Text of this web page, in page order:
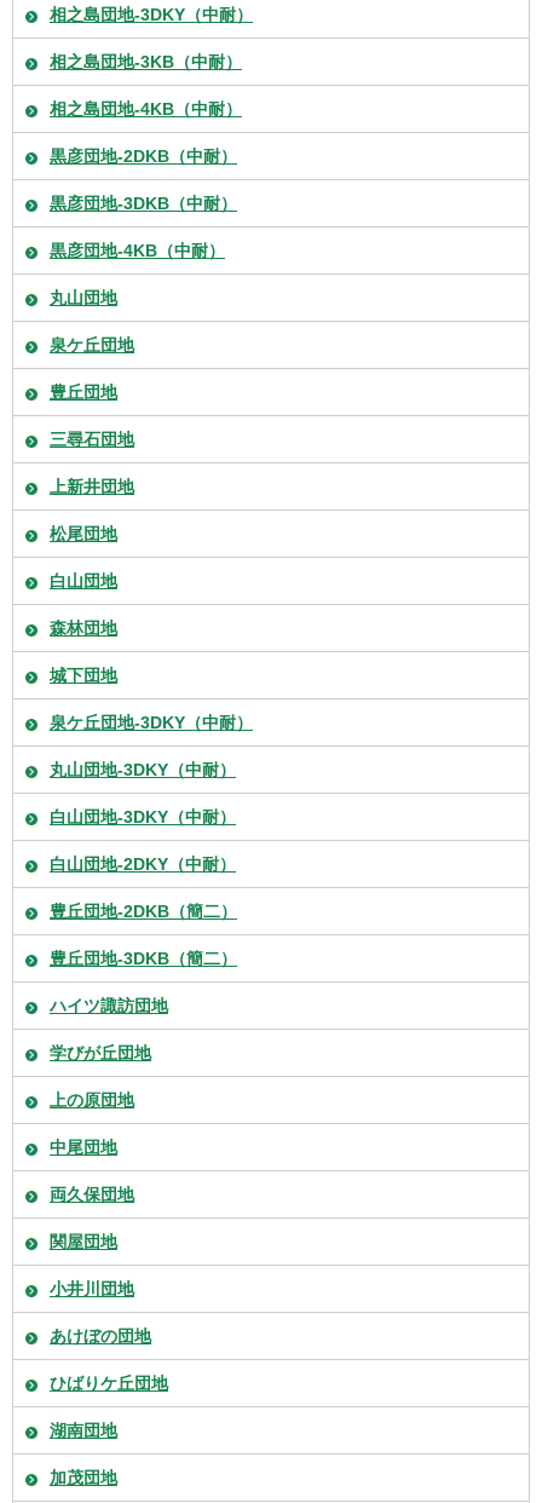
相之島団地-3DKY（中耐）
相之島団地-3KB（中耐）
相之島団地-4KB（中耐）
黒彦団地-2DKB（中耐）
黒彦団地-3DKB（中耐）
黒彦団地-4KB（中耐）
丸山団地
泉ケ丘団地
豊丘団地
三尋石団地
上新井団地
松尾団地
白山団地
森林団地
城下団地
泉ケ丘団地-3DKY（中耐）
丸山団地-3DKY（中耐）
白山団地-3DKY（中耐）
白山団地-2DKY（中耐）
豊丘団地-2DKB（簡二）
豊丘団地-3DKB（簡二）
ハイツ諏訪団地
学びが丘団地
上の原団地
中尾団地
両久保団地
関屋団地
小井川団地
あけぼの団地
ひばりケ丘団地
湖南団地
加茂団地